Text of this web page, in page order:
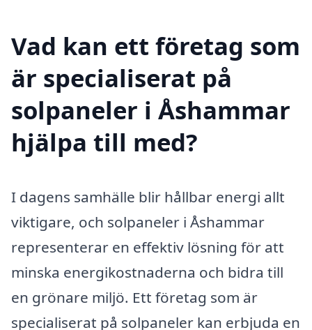
Vad kan ett företag som
är specialiserat på
solpaneler i Åshammar
hjälpa till med?
I dagens samhälle blir hållbar energi allt
viktigare, och solpaneler i Åshammar
representerar en effektiv lösning för att
minska energikostnaderna och bidra till
en grönare miljö. Ett företag som är
specialiserat på solpaneler kan erbjuda en